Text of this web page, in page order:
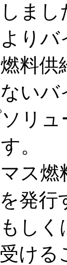
まし
り
料
い
リ
。
ス燃
発
しく
け